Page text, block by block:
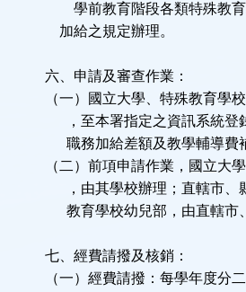
學前教育階段各類特殊教育
加給之規定辦理。
六、申請及審查作業：
（一）國立大學、特殊教育學
，至本署指定之資訊系統登
職務加給差額及教學輔導費
（二）前項申請作業，國立大
，由其學校辦理；直轄市、
教育學校幼兒部，由直轄市
七、經費請撥及核銷：
（一）經費請撥：每學年度分